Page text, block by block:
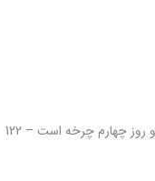
روز صد و پنجاه و هشتم بارداری – الان هفته ی 22 ام و روز چهارم چرخه است – 122